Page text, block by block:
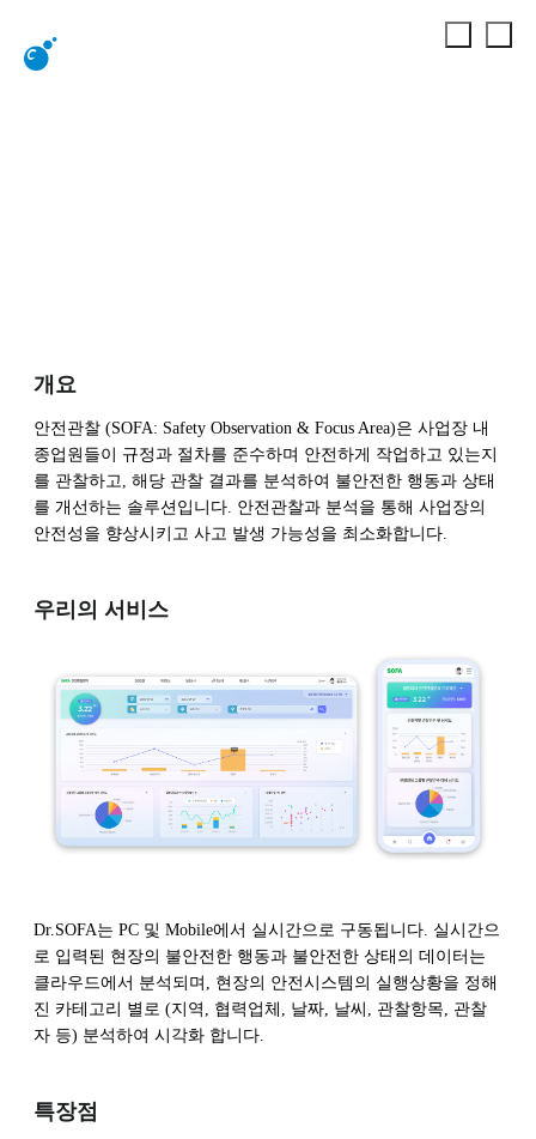
개요
안전관찰 (SOFA: Safety Observation & Focus Area)은 사업장 내
종업원들이 규정과 절차를 준수하며 안전하게 작업하고 있는지
를 관찰하고, 해당 관찰 결과를 분석하여 불안전한 행동과 상태
를 개선하는 솔루션입니다. 안전관찰과 분석을 통해 사업장의
안전성을 향상시키고 사고 발생 가능성을 최소화합니다.
우리의 서비스
Dr.SOFA는 PC 및 Mobile에서 실시간으로 구동됩니다. 실시간으
로 입력된 현장의 불안전한 행동과 불안전한 상태의 데이터는
클라우드에서 분석되며, 현장의 안전시스템의 실행상황을 정해
진 카테고리 별로 (지역, 협력업체, 날짜, 날씨, 관찰항목, 관찰
자 등) 분석하여 시각화 합니다.
특장점